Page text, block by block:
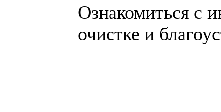
Ознакомиться с
очистке и